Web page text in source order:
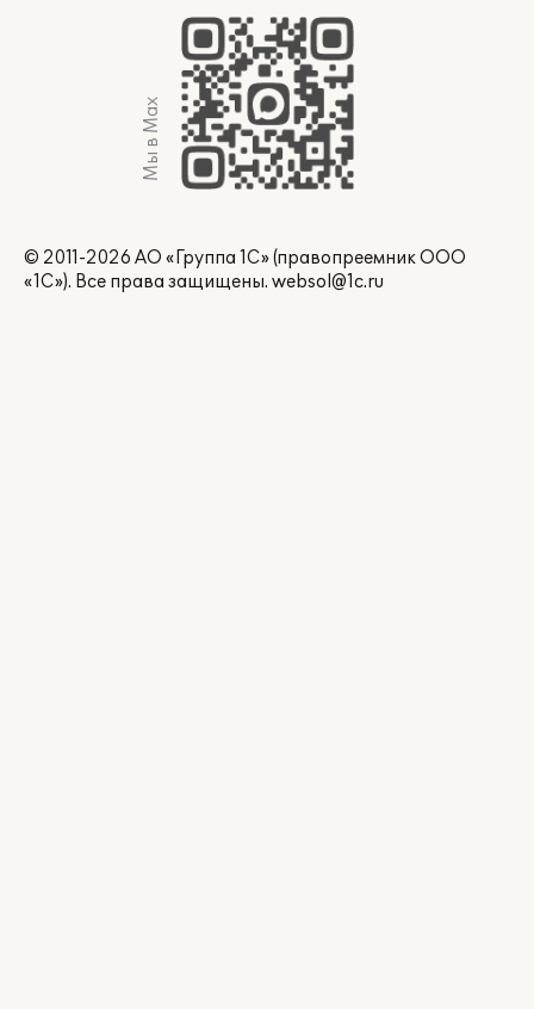
Мы в Max
© 2011-2026 АО «Группа 1С» (правопреемник ООО
«1С»). Все права защищены. websol@1c.ru